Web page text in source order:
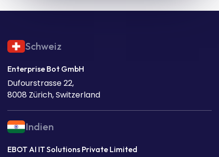
Schweiz
Enterprise Bot GmbH
Dufourstrasse 22,
8008 Zürich, Switzerland
Indien
EBOT AI IT Solutions Private Limited